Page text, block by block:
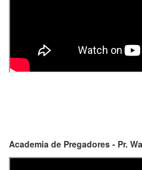
Academia de Pregadores - Pr.